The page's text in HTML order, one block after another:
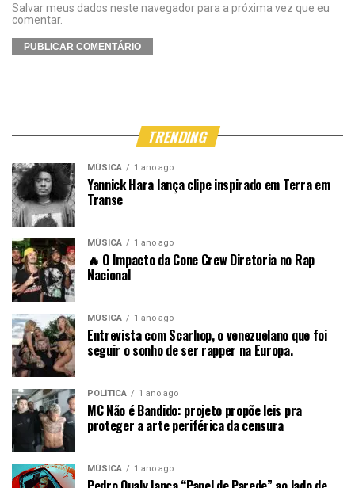
Salvar meus dados neste navegador para a próxima vez que eu
comentar.
TRENDING
MÚSICA 1 ano ago
Yannick Hara lança clipe inspirado em Terra em
Transe
MÚSICA 1 ano ago
🔥 O Impacto da Cone Crew Diretoria no Rap
Nacional
MÚSICA 1 ano ago
Entrevista com Scarhop, o venezuelano que foi
seguir o sonho de ser rapper na Europa.
POLÍTICA 1 ano ago
MC Não é Bandido: projeto propõe leis pra
proteger a arte periférica da censura
MÚSICA 1 ano ago